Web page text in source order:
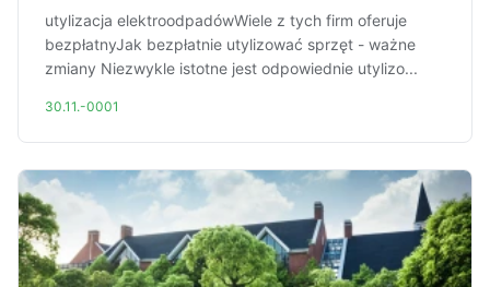
utylizacja elektroodpadówWiele z tych firm oferuje
bezpłatnyJak bezpłatnie utylizować sprzęt - ważne
zmiany Niezwykle istotne jest odpowiednie utylizo...
30.11.-0001